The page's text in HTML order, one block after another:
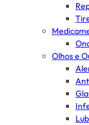
Olhos e